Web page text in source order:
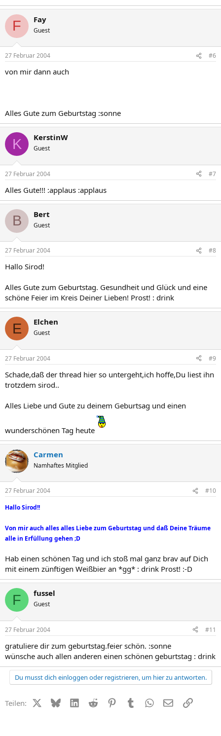
F Fay
Guest
27 Februar 2004 #6
von mir dann auch
Alles Gute zum Geburtstag :sonne
K KerstinW
Guest
27 Februar 2004 #7
Alles Gute!!! :applaus :applaus
B Bert
Guest
27 Februar 2004 #8
Hallo Sirod!
Alles Gute zum Geburtstag. Gesundheit und Glück und eine
schöne Feier im Kreis Deiner Lieben! Prost! : drink
E Elchen
Guest
27 Februar 2004 #9
Schade,daß der thread hier so untergeht,ich hoffe,Du liest ihn
trotzdem sirod..
Alles Liebe und Gute zu deinem Geburtsag und einen
wunderschönen Tag heute
Carmen
Namhaftes Mitglied
27 Februar 2004
#10
Hallo Sirod!!
Von mir auch alles alles Liebe zum Geburtstag und daß Deine Träume
alle in Erfüllung gehen ;D
Hab einen schönen Tag und ich stoß mal ganz brav auf Dich
mit einem zünftigen Weißbier an *gg* : drink Prost! :-D
F fussel
Guest
27 Februar 2004 #11
gratuliere dir zum geburtstag.feier schön. :sonne
wünsche auch allen anderen einen schönen geburtstag : drink
Du musst dich einloggen oder registrieren, um hier zu antworten.
Teilen: X (Twitter)
BlueskyLinkedIn
Reddit PinterestTumblr WhatsApp
E-MailLink